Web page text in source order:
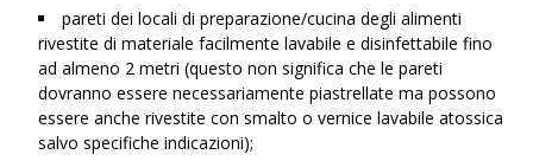
pareti dei locali di preparazione/cucina degli alimenti
rivestite di materiale facilmente lavabile e disinfettabile fino
ad almeno 2 metri (questo non significa che le pareti
dovranno essere necessariamente piastrellate ma possono
essere anche rivestite con smalto o vernice lavabile atossica
salvo specifiche indicazioni);